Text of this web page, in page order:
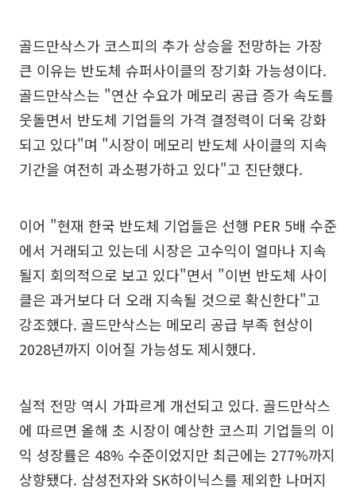
골드만삭스가 코스피의 추가 상승을 전망하는 가장
큰 이유는 반도체 슈퍼사이클의 장기화 가능성이다.
골드만삭스는 "연산 수요가 메모리 공급 증가 속도를
웃돌면서 반도체 기업들의 가격 결정력이 더욱 강화
되고 있다"며 "시장이 메모리 반도체 사이클의 지속
기간을 여전히 과소평가하고 있다"고 진단했다.
이어 "현재 한국 반도체 기업들은 선행 PER 5배 수준
에서 거래되고 있는데 시장은 고수익이 얼마나 지속
될지 회의적으로 보고 있다"면서 "이번 반도체 사이
클은 과거보다 더 오래 지속될 것으로 확신한다"고
강조했다. 골드만삭스는 메모리 공급 부족 현상이
2028년까지 이어질 가능성도 제시했다.
실적 전망 역시 가파르게 개선되고 있다. 골드만삭스
에 따르면 올해 초 시장이 예상한 코스피 기업들의 이
익 성장률은 48% 수준이었지만 최근에는 277%까지
상향됐다. 삼성전자와 SK하이닉스를 제외한 나머지